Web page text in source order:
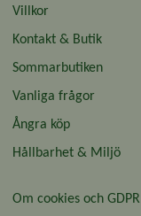
Villkor
Kontakt & Butik
Sommarbutiken
Vanliga frågor
Ångra köp
Hållbarhet & Miljö
Om cookies och GDPR